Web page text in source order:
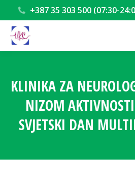
+387 35 303 500 (07:30-
KLINIKA ZA
NIZOM
SVJETSKI DAN